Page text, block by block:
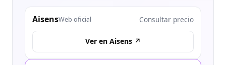
AisensWeb oficial Consultar precio
Ver en Aisens ↗